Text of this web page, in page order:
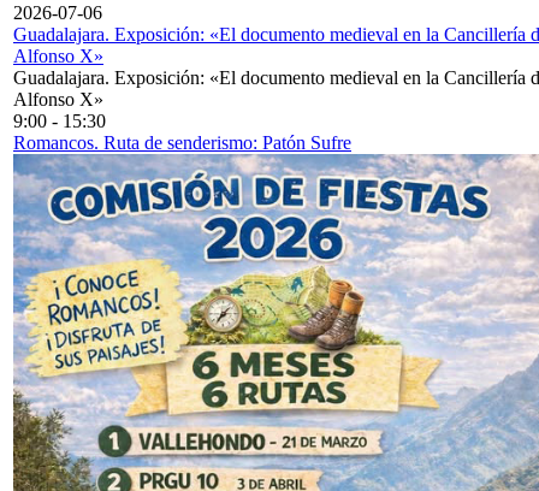
2026-07-06
Guadalajara. Exposición: «El documento medieval en la Cancillería
Alfonso X»
Guadalajara. Exposición: «El documento medieval en la Cancillería
Alfonso X»
9:00 - 15:30
Romancos. Ruta de senderismo: Patón Sufre